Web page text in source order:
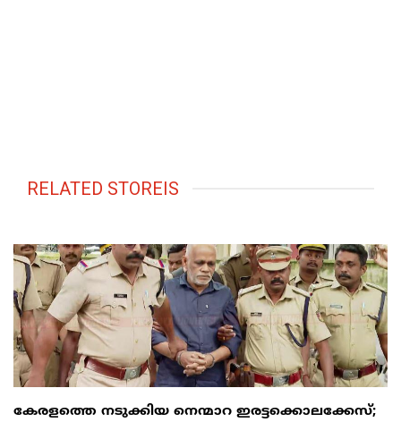
RELATED STOREIS
കേരളത്തെ നടുക്കിയ നെന്മാറ ഇരട്ടക്കൊലക്കേസ്;